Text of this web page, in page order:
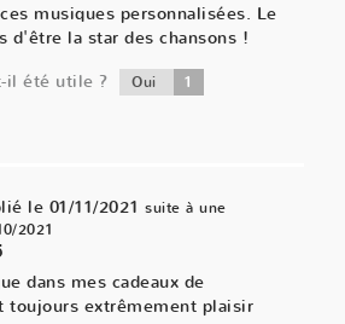
musiques personnalisées. Le
d'être la star des chansons !
il été utile ?
Oui 1
le 01/11/2021 suite à une
2021
dans mes cadeaux de
toujours extrêmement plaisir